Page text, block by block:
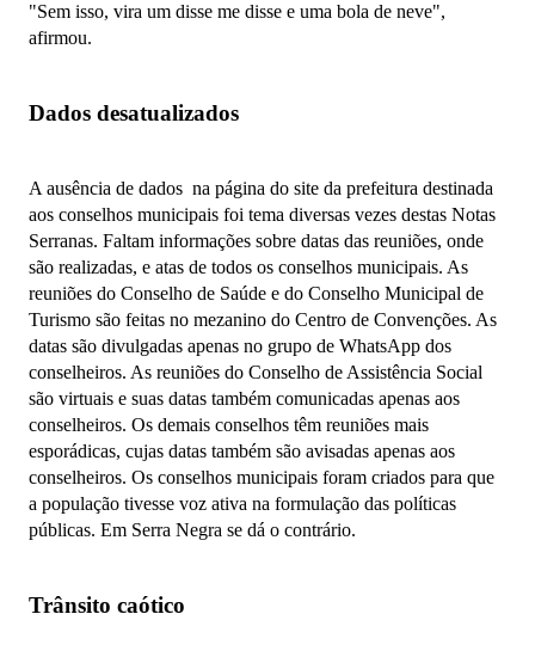
"Sem isso, vira um disse me disse e uma bola de neve",
afirmou.
Dados desatualizados
A ausência de dados na página do site da prefeitura destinada
aos conselhos municipais foi tema diversas vezes destas Notas
Serranas. Faltam informações sobre datas das reuniões, onde
são realizadas, e atas de todos os conselhos municipais. As
reuniões do Conselho de Saúde e do Conselho Municipal de
Turismo são feitas no mezanino do Centro de Convenções. As
datas são divulgadas apenas no grupo de WhatsApp dos
conselheiros. As reuniões do Conselho de Assistência Social
são virtuais e suas datas também comunicadas apenas aos
conselheiros. Os demais conselhos têm reuniões mais
esporádicas, cujas datas também são avisadas apenas aos
conselheiros. Os conselhos municipais foram criados para que
a população tivesse voz ativa na formulação das políticas
públicas. Em Serra Negra se dá o contrário.
Trânsito caótico